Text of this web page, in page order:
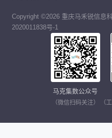
Copyright ©2026 重庆马禾锐信息
2020011838号-1
马克集数公众号
（微信扫码关注） （